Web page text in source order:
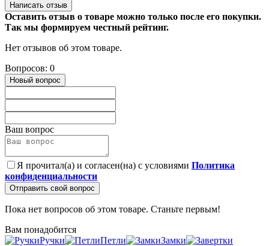
Написать отзыв
Оставить отзыв о товаре можно только после его покупки.
Так мы формируем честный рейтинг.
Нет отзывов об этом товаре.
Вопросов: 0
Новый вопрос
Ваш вопрос
Я прочитал(а) и согласен(на) с условиями Политика
конфиденциальности
Отправить свой вопрос
Пока нет вопросов об этом товаре. Станьте первым!
Вам понадобится
Ручки
Петли
Замки